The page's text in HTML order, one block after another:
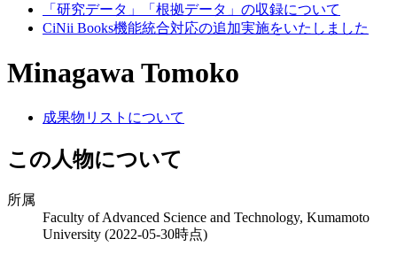
「研究データ」「根拠データ」の収録について
CiNii Books機能統合対応の追加実施をいたしました
Minagawa Tomoko
成果物リストについて
この人物について
所属
Faculty of Advanced Science and Technology, Kumamoto
University (2022-05-30時点)